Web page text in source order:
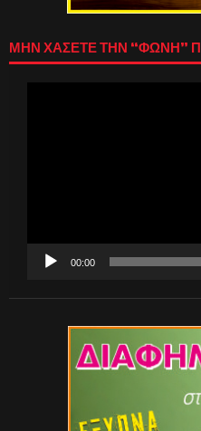
ΜΗΝ ΧΑΣΕΤΕ ΤΗΝ “ΦΩΝΗ”
00:00